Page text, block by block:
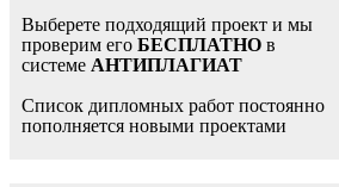
Выберете подходящий проект и мы
проверим его БЕСПЛАТНО в
системе АНТИПЛАГИАТ
Список дипломных работ постоянно
пополняется новыми проектами